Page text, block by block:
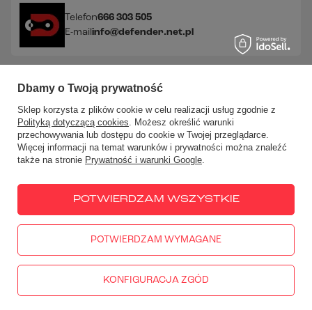
Telefon666 303 505
E-mailinfo@defender.net.pl
Sprawdź nasze social media!
W sklepie prezentujemy ceny brutto (z VAT).
666 303 505
DEFENDER Akcesoria Motocyklowe,Góra Libertowska 50,30-
444Libertów
Dbamy o Twoją prywatność
Sklep korzysta z plików cookie w celu realizacji usług zgodnie z
Polityką dotyczącą cookies. Możesz określić warunki
przechowywania lub dostępu do cookie w Twojej przeglądarce.
Więcej informacji na temat warunków i prywatności można znaleźć
także na stronie Prywatność i warunki Google.
POTWIERDZAM WYMAGANE
KONFIGURACJA ZGÓD
POTWIERDZAM WSZYSTKIE